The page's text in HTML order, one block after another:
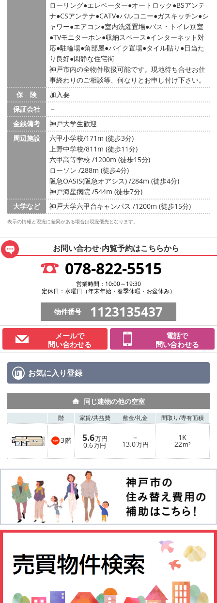
ローリング エレベーター オートロック BSアンテ
ナ CSアンテナ CATV バルコニー ガスキッチン シ
ャワー エアコン 室内洗濯置場 バス・トイレ別室
TVモニターホン 収納スペース インターネット対
応 駐輪場 角部屋 バイク置場 タイル貼り
日当た
り良好 閑静な住宅街
神戸市内の全物件取扱可能です。現地待ち合せお仕
事終わりのご相談等、何なりとお申し付け下さい。
保 険
加入要
保証会社
－
金銭備考
神戸大学生歓迎
周辺施設
六甲小学校/171m (徒歩3分)
上野中学校/811m (徒歩11分)
六甲高等学校 /1200m (徒歩15分)
ローソン /288m (徒歩4分)
阪急OASIS(阪急オアシス) /284m (徒歩4分)
神戸海星病院 /544m (徒歩7分)
大学など
神戸大学六甲台キャンパス /1200m (徒歩15分)
表示の情報と現況に差異がある場合は現況優先となります。
お問い合わせ·内覧予約はこちらから
078-822-5515
営業時間：10:00～19:30
定休日：水曜日（年末年始・春季休暇・お盆休み）
物件番号 1123135437
メールで
問い合わせる
電話で
問い合わせる
お気に入り登録
同じ建物の他の空室
階 家賃/共益費 敷金/礼金 間取り/専有面積
3階 5.6万円
0.6万円
－
13.0万円
1K
22m²